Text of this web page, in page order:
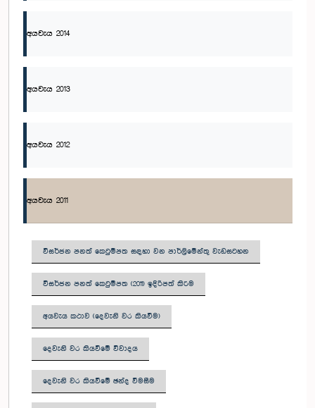
අයවැය 2014
අයවැය 2013
අයවැය 2012
අයවැය 2011
විසර්ජන පනත් කෙටුම්පත සඳහා වන පාර්ලිමේන්තු වැඩසටහන
විසර්ජන පනත් කෙටුම්පත (2011) ඉදිරිපත් කිරීම
අයවැය කථාව (දෙවැනි වර කියවීම)
දෙවැනි වර කියවීමේ විවාදය
දෙවැනි වර කියවීමේ ඡන්ද වීමසීම